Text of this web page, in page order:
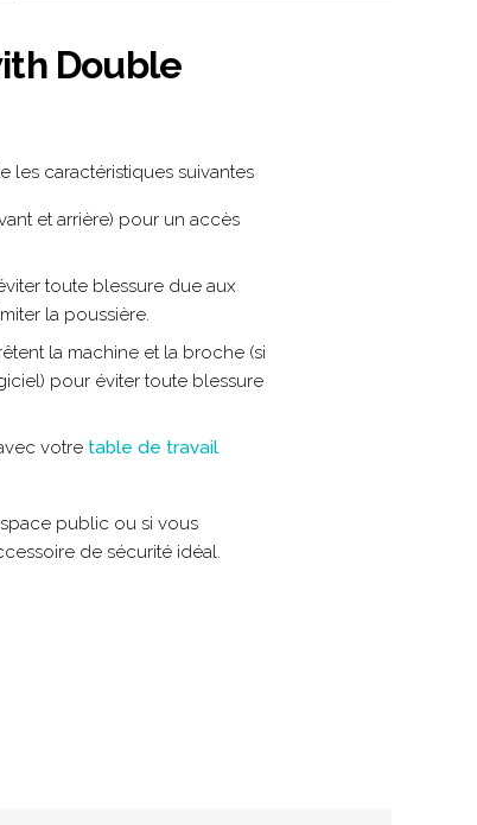
Double
les caractéristiques suivantes
et arrière) pour un accès
toute blessure due aux
la poussière.
la machine et la broche (si
pour éviter toute blessure
votre table de travail
public ou si vous
de sécurité idéal.